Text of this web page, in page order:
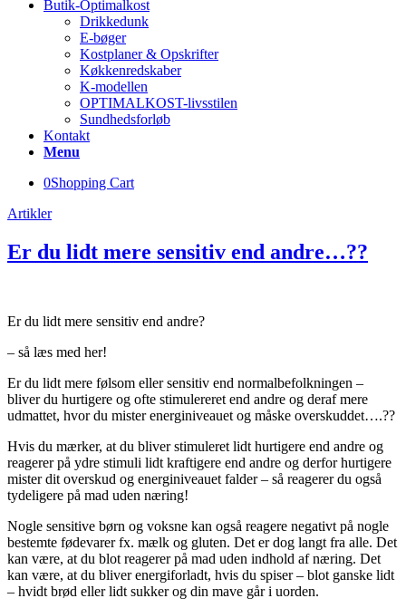
Butik-Optimalkost
Drikkedunk
E-bøger
Kostplaner & Opskrifter
Køkkenredskaber
K-modellen
OPTIMALKOST-livsstilen
Sundhedsforløb
Kontakt
Menu
0Shopping Cart
Artikler
Er du lidt mere sensitiv end andre…??
Er du lidt mere sensitiv end andre?
– så læs med her!
Er du lidt mere følsom eller sensitiv end normalbefolkningen –
bliver du hurtigere og ofte stimulereret end andre og deraf mere
udmattet, hvor du mister energiniveauet og måske overskuddet….??
Hvis du mærker, at du bliver stimuleret lidt hurtigere end andre og
reagerer på ydre stimuli lidt kraftigere end andre og derfor hurtigere
mister dit overskud og energiniveauet falder – så reagerer du også
tydeligere på mad uden næring!
Nogle sensitive børn og voksne kan også reagere negativt på nogle
bestemte fødevarer fx. mælk og gluten. Det er dog langt fra alle. Det
kan være, at du blot reagerer på mad uden indhold af næring. Det
kan være, at du bliver energiforladt, hvis du spiser – blot ganske lidt
– hvidt brød eller lidt sukker og din mave går i uorden.